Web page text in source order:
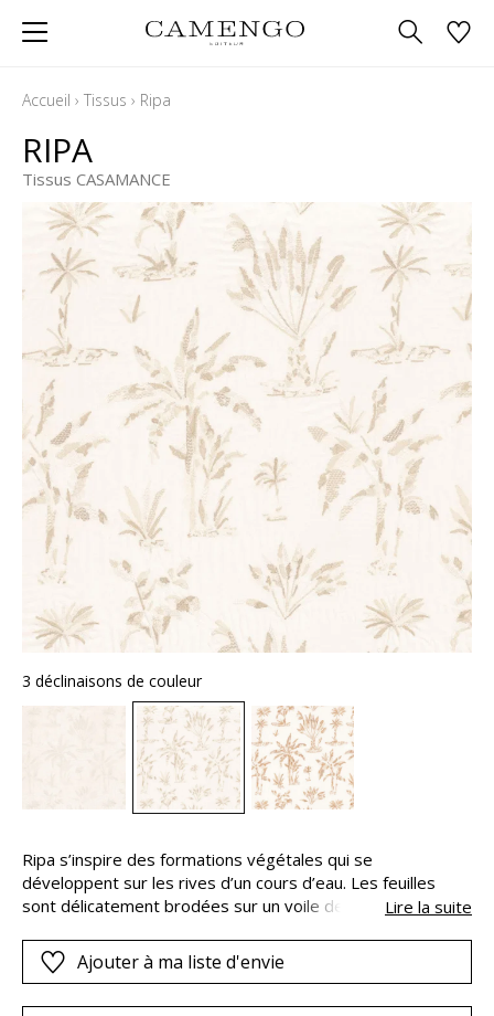
Accueil › Tissus › Ripa
RIPA
Tissus CASAMANCE
3 déclinaisons de couleur
Ripa s’inspire des formations végétales qui se
développent sur les rives d’un cours d’eau. Les feuilles
sont délicatement brodées sur un voile de grande largeur,
« rive » en latin.
Lire la suite
Ajouter à ma liste d'envie